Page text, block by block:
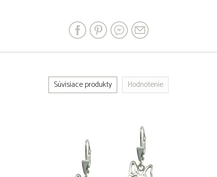
Súvisiace produkty Hodnotenie